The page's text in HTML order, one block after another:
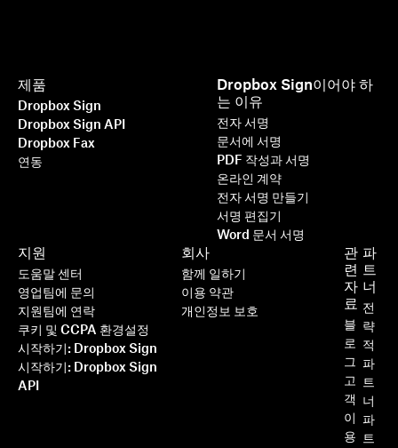
제품
Dropbox Sign
Dropbox Sign API
Dropbox Fax
연동
Dropbox Sign이어야 하
는 이유
전자 서명
문서에 서명
PDF 작성과 서명
온라인 계약
전자 서명 만들기
서명 편집기
Word 문서 서명
지원
도움말 센터
영업팀에 문의
지원팀에 연락
쿠키 및 CCPA 환경설정
시작하기: Dropbox Sign
시작하기: Dropbox Sign
API
관
련
자
료
블
로
그
고
객
이
용
파
트
너
전
략
적
파
트
너
파
트
회사
함께 일하기
이용 약관
개인정보 보호